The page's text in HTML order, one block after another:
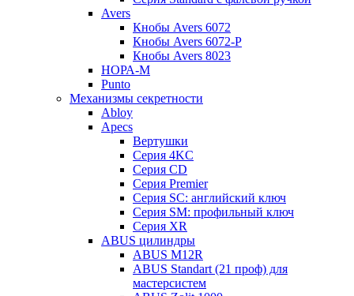
Avers
Кнобы Avers 6072
Кнобы Avers 6072-P
Кнобы Avers 8023
НОРА-М
Punto
Механизмы секретности
Abloy
Apecs
Вертушки
Серия 4KC
Серия CD
Серия Premier
Серия SC: английский ключ
Серия SM: профильный ключ
Серия XR
ABUS цилиндры
ABUS M12R
ABUS Standart (21 проф) для
мастерсистем